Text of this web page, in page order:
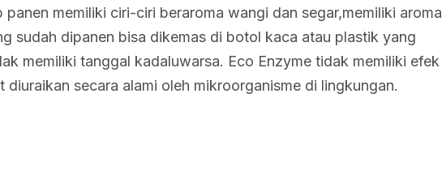
memiliki ciri-ciri beraroma wangi dan segar,memiliki aroma
sudah dipanen bisa dikemas di botol kaca atau plastik yang
memiliki tanggal kadaluwarsa. Eco Enzyme tidak memiliki efek
secara alami oleh mikroorganisme di lingkungan.